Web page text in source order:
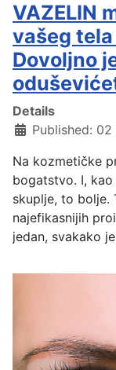
VAZELIN
vašeg
Dovoljno
Details
Published:
Na kozmetičke
bogatstvo. I,
skuplje, to bolje.
najefikasnijih
jedan, svakako